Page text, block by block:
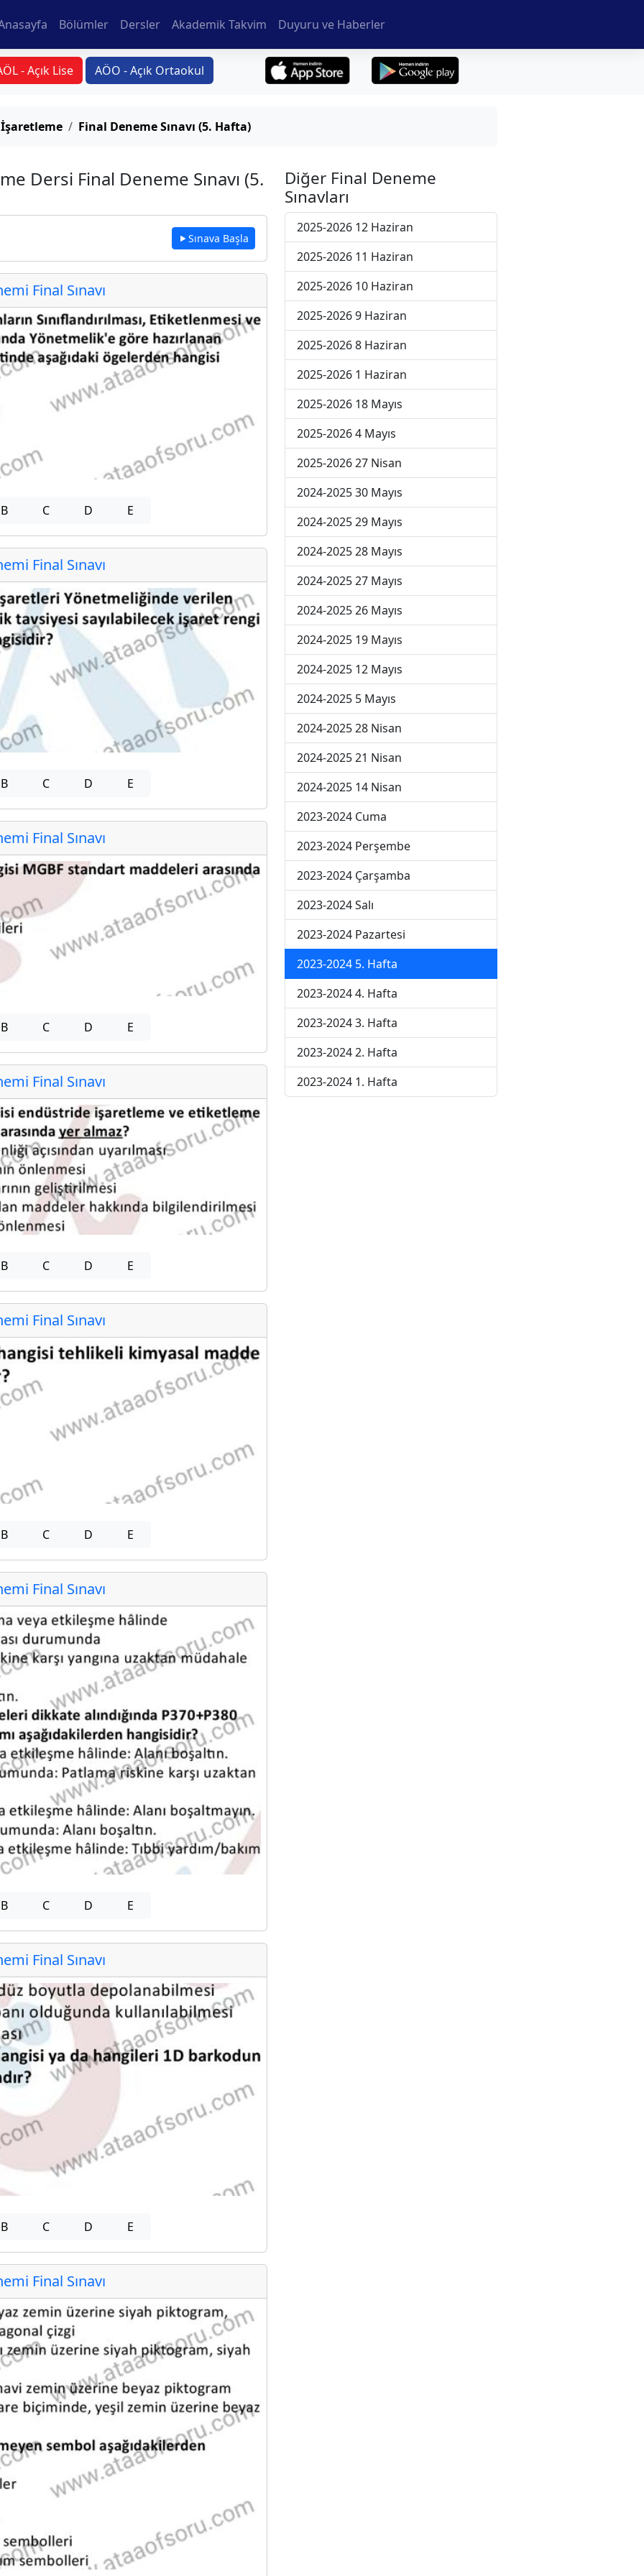
Bölümler Dersler Akademik Takvim Duyuru ve Haberler
- Açık Lise AÖO - Açık Ortaokul
Final Deneme Sınavı (5. Hafta)
Dersi Final Deneme Sınavı (5.
Sınava Başla
Final Sınavı
B C D E
Final Sınavı
B C D E
Final Sınavı
B C D E
Final Sınavı
B C D E
Final Sınavı
B C D E
Final Sınavı
B C D E
Final Sınavı
B C D E
Final Sınavı
Diğer Final Deneme
Sınavları
2025-2026 12 Haziran
2025-2026 11 Haziran
2025-2026 10 Haziran
2025-2026 9 Haziran
2025-2026 8 Haziran
2025-2026 1 Haziran
2025-2026 18 Mayıs
2025-2026 4 Mayıs
2025-2026 27 Nisan
2024-2025 30 Mayıs
2024-2025 29 Mayıs
2024-2025 28 Mayıs
2024-2025 27 Mayıs
2024-2025 26 Mayıs
2024-2025 19 Mayıs
2024-2025 12 Mayıs
2024-2025 5 Mayıs
2024-2025 28 Nisan
2024-2025 21 Nisan
2024-2025 14 Nisan
2023-2024 Cuma
2023-2024 Perşembe
2023-2024 Çarşamba
2023-2024 Salı
2023-2024 Pazartesi
2023-2024 5. Hafta
2023-2024 4. Hafta
2023-2024 3. Hafta
2023-2024 2. Hafta
2023-2024 1. Hafta